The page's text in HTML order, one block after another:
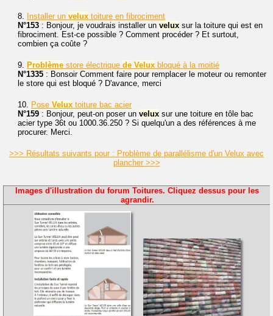
8. Installer un velux toiture en fibrociment
N°153 : Bonjour, je voudrais installer un velux sur la toiture qui est en
fibrociment. Est-ce possible ? Comment procéder ? Et surtout,
combien ça coûte ?
9. Problème store électrique de Velux bloqué à la moitié
N°1335 : Bonsoir Comment faire pour remplacer le moteur ou remonter
le store qui est bloqué ? D'avance, merci
10. Pose Velux toiture bac acier
N°159 : Bonjour, peut-on poser un velux sur une toiture en tôle bac
acier type 36t ou 1000.36.250 ? Si quelqu'un a des références à me
procurer. Merci.
>>> Résultats suivants pour : Problème de parallélisme d'un Velux avec
plancher >>>
Images d'illustration du forum Toitures. Cliquez dessus pour les
agrandir.